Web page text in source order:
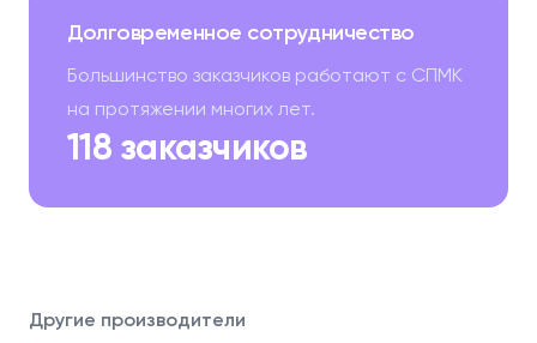
118 заказчиков
Долговременное сотрудничество
Большинство заказчиков работают с СПМК
на протяжении многих лет.
Другие производители